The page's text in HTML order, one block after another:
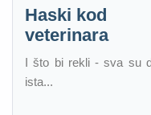
Haski kod
veterinara
I što bi rekli - sva su
ista...